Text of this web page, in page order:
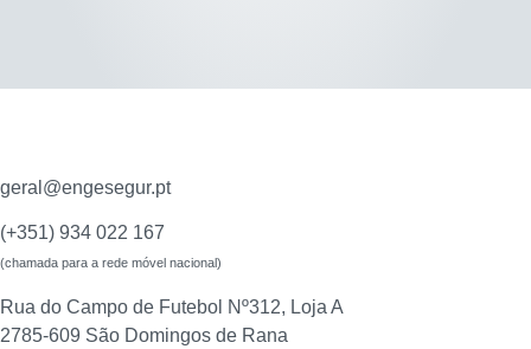
geral@engesegur.pt
(+351) 934 022 167
(chamada para a rede móvel nacional)
Rua do Campo de Futebol Nº312, Loja A
2785-609 São Domingos de Rana